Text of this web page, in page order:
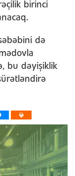
birinci
də
bu dəyişiklik